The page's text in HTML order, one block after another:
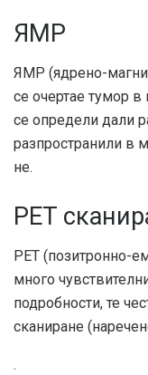
ЯМР
ЯМР (ядрено-
се очертае тумор
се определи дали
разпространили в
не.
PET
PET (позитронно-
много
подробности, те
сканиране
.